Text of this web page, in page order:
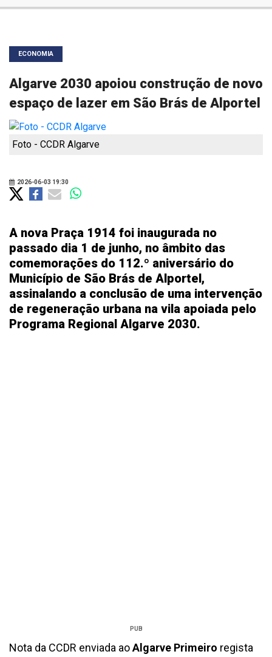
ECONOMIA
Algarve 2030 apoiou construção de novo
espaço de lazer em São Brás de Alportel
Foto - CCDR Algarve
2026-06-03 19:30
A nova Praça 1914 foi inaugurada no
passado dia 1 de junho, no âmbito das
comemorações do 112.º aniversário do
Município de São Brás de Alportel,
assinalando a conclusão de uma intervenção
de regeneração urbana na vila apoiada pelo
Programa Regional Algarve 2030.
PUB
Nota da CCDR enviada aoAlgarve Primeiro regista